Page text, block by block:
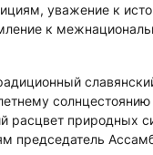
уважение к
к
солнцестоянию
расцвет природных
председатель